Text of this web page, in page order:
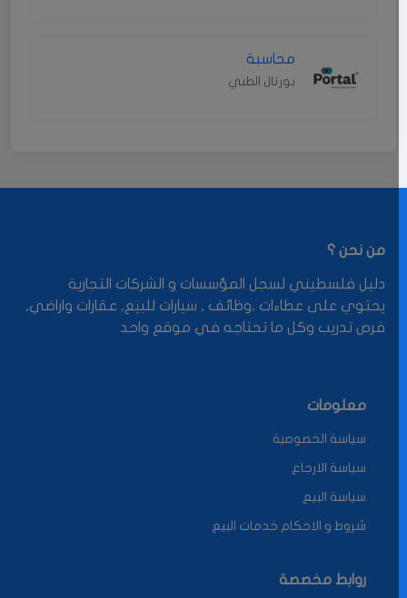
محاسبة
بورتال الطبي
من نحن ؟
دليل فلسطيني لسجل المؤسسات و الشركات التجارية
يحتوي على عطاءات ,وظائف , سيارات للبيع, عقارات واراضي,
فرص تدريب وكل ما تحتاجه في موقع واحد
معلومات
سياسة الخصوصية
سياسة الارجاع
سياسة البيع
شروط و الاحكام خدمات البيع
روابط مخصصة